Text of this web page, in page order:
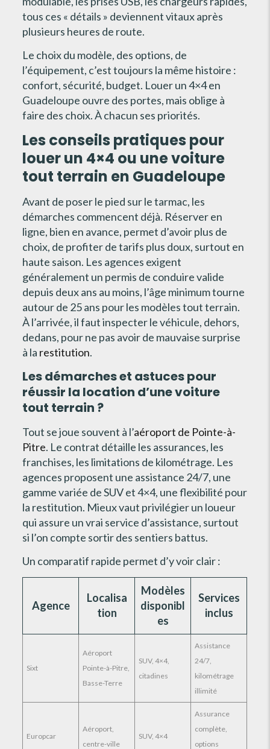
tous ces « détails » deviennent vitaux après
plusieurs heures de route.
Le choix du modèle, des options, de
l’équipement, c’est toujours la même histoire :
confort, sécurité, budget. Louer un 4×4 en
Guadeloupe ouvre des portes, mais oblige à
faire des choix. À chacun ses priorités.
Les conseils pratiques pour
louer un 4×4 ou une voiture
tout terrain en Guadeloupe
Avant de poser le pied sur le tarmac, les
démarches commencent déjà. Réserver en
ligne, bien en avance, permet d’avoir plus de
choix, de profiter de tarifs plus doux, surtout en
haute saison. Les agences exigent
généralement un permis de conduire valide
depuis deux ans au moins, l’âge minimum tourne
autour de 25 ans pour les modèles tout terrain.
À l’arrivée, il faut inspecter le véhicule, dehors,
dedans, pour ne pas avoir de mauvaise surprise
à la restitution.
Les démarches et astuces pour
réussir la location d’une voiture
tout terrain ?
Tout se joue souvent à l’aéroport de Pointe-à-
Pitre. Le contrat détaille les assurances, les
franchises, les limitations de kilométrage. Les
agences proposent une assistance 24/7, une
gamme variée de SUV et 4×4, une flexibilité pour
la restitution. Mieux vaut privilégier un loueur
qui assure un vrai service d’assistance, surtout
si l’on compte sortir des sentiers battus.
Un comparatif rapide permet d’y voir clair :
Agence
Localisa
tion
Modèles
disponibl
es
Services
inclus
Sixt
Aéroport
Pointe-à-Pitre,
Basse-Terre
SUV, 4×4,
citadines
Assistance
24/7,
kilométrage
illimité
Europcar
Aéroport,
centre-ville
SUV, 4×4
Assurance
complète,
options